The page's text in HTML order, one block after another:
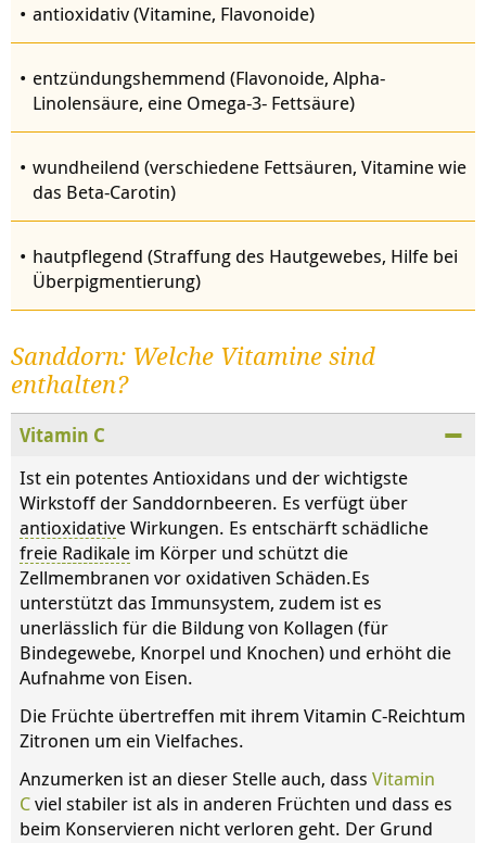
antioxidativ (Vitamine, Flavonoide)
entzündungshemmend (Flavonoide, Alpha-
Linolensäure, eine Omega-3- Fettsäure)
wundheilend (verschiedene Fettsäuren, Vitamine wie
das Beta-Carotin)
hautpflegend (Straffung des Hautgewebes, Hilfe bei
Überpigmentierung)
Sanddorn: Welche Vitamine sind
enthalten?
Vitamin C
Ist ein potentes Antioxidans und der wichtigste
Wirkstoff der Sanddornbeeren. Es verfügt über
antioxidative Wirkungen. Es entschärft schädliche
freie Radikale im Körper und schützt die
Zellmembranen vor oxidativen Schäden.Es
unterstützt das Immunsystem, zudem ist es
unerlässlich für die Bildung von Kollagen (für
Bindegewebe, Knorpel und Knochen) und erhöht die
Aufnahme von Eisen.
Die Früchte übertreffen mit ihrem Vitamin C-Reichtum
Zitronen um ein Vielfaches.
Anzumerken ist an dieser Stelle auch, dass Vitamin
Cviel stabiler ist als in anderen Früchten und dass es
beim Konservieren nicht verloren geht. Der Grund